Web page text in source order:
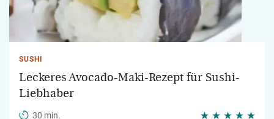
SUSHI
Leckeres Avocado-Maki-Rezept für Sushi-
Liebhaber
30 min.